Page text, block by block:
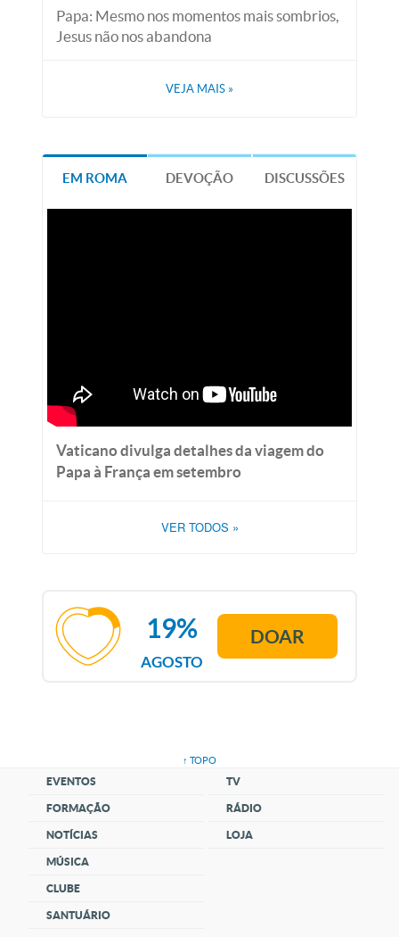
Papa: Mesmo nos momentos mais sombrios,
Jesus não nos abandona
VEJA MAIS »
EM ROMA DEVOÇÃO DISCUSSÕES
Vaticano divulga detalhes da viagem do
Papa à França em setembro
VER TODOS »
AGOSTO
19% DOAR
↑ TOPO
EVENTOS
FORMAÇÃO
NOTÍCIAS
MÚSICA
CLUBE
SANTUÁRIO
TV
RÁDIO
LOJA